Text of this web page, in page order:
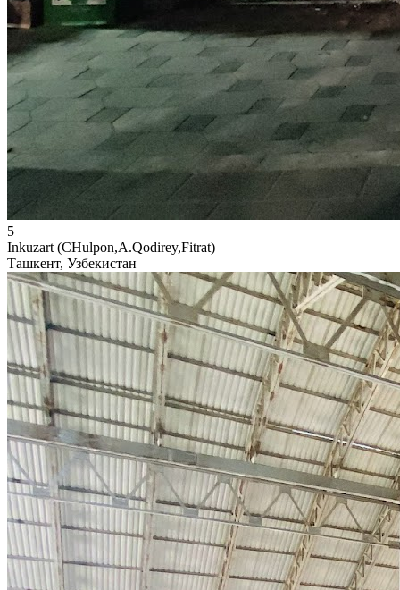
5
Inkuzart (CHulpon,A.Qodirey,Fitrat)
Ташкент, Узбекистан